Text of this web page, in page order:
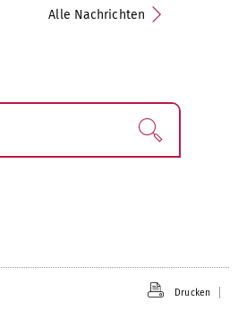
Alle Nachrichten
Finden!
Drucken